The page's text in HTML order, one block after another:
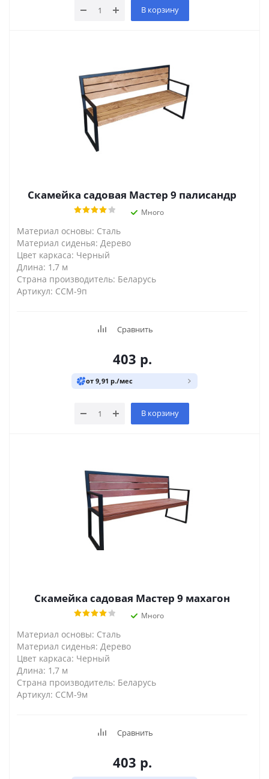
В корзину
Скамейка садовая Мастер 9 палисандр
Много
Материал основы: Сталь
Материал сиденья: Дерево
Цвет каркаса: Черный
Длина: 1,7 м
Страна производитель: Беларусь
Артикул: ССМ-9п
Сравнить
403 р.
от 9,91 р./мес
В корзину
Скамейка садовая Мастер 9 махагон
Много
Материал основы: Сталь
Материал сиденья: Дерево
Цвет каркаса: Черный
Длина: 1,7 м
Страна производитель: Беларусь
Артикул: ССМ-9м
Сравнить
403 р.